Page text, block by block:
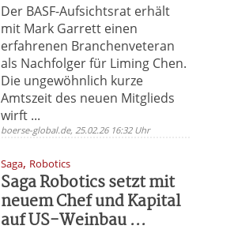
Der BASF-Aufsichtsrat erhält
mit Mark Garrett einen
erfahrenen Branchenveteran
als Nachfolger für Liming Chen.
Die ungewöhnlich kurze
Amtszeit des neuen Mitglieds
wirft ...
boerse-global.de, 25.02.26 16:32 Uhr
Saga, Robotics
Saga Robotics setzt mit
neuem Chef und Kapital
auf US-Weinbau ...